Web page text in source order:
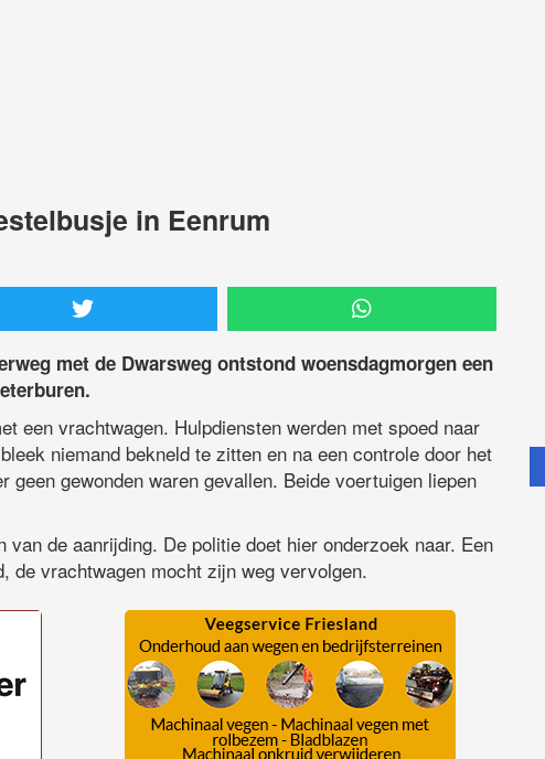
in Eenrum
met de Dwarsweg ontstond woensdagmorgen een
een vrachtwagen. Hulpdiensten werden met spoed naar
niemand bekneld te zitten en na een controle door het
geen gewonden waren gevallen. Beide voertuigen liepen
de aanrijding. De politie doet hier onderzoek naar. Een
de vrachtwagen mocht zijn weg vervolgen.